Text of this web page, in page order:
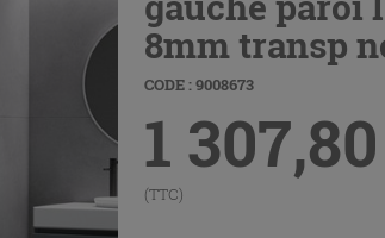
8mm transp
CODE : 9008673
1 307,80
(TTC)